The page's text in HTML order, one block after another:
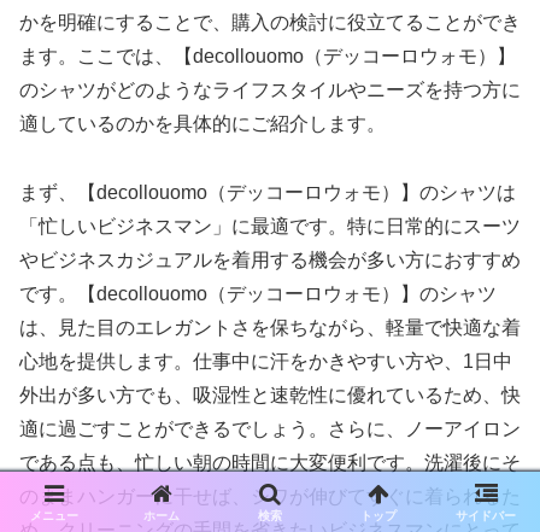
かを明確にすることで、購入の検討に役立てることができ
ます。ここでは、【decollouomo（デッコーロウォモ）】
のシャツがどのようなライフスタイルやニーズを持つ方に
適しているのかを具体的にご紹介します。
まず、【decollouomo（デッコーロウォモ）】のシャツは
「忙しいビジネスマン」に最適です。特に日常的にスーツ
やビジネスカジュアルを着用する機会が多い方におすすめ
です。【decollouomo（デッコーロウォモ）】のシャツ
は、見た目のエレガントさを保ちながら、軽量で快適な着
心地を提供します。仕事中に汗をかきやすい方や、1日中
外出が多い方でも、吸湿性と速乾性に優れているため、快
適に過ごすことができるでしょう。さらに、ノーアイロン
である点も、忙しい朝の時間に大変便利です。洗濯後にそ
のままハンガーに干せば、シワが伸びてすぐに着られるた
メニュー ホーム 検索 トップ サイドバー